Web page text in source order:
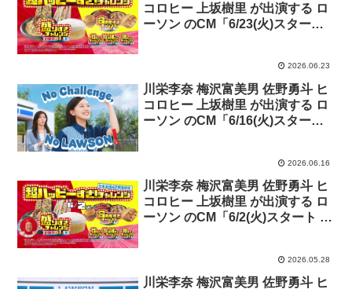
コロヒー 上坂樹里 が出演する ロ
ーソン のCM「6/23(火)スタート
2026.06.23
川栄李奈 梅沢富美男 佐野勇斗 ヒ
コロヒー 上坂樹里 が出演する ロ
ーソン のCM「6/16(火)スタート
2026.06.16
川栄李奈 梅沢富美男 佐野勇斗 ヒ
コロヒー 上坂樹里 が出演する ロ
ーソン のCM「6/2(火)スタート 超
2026.05.28
川栄李奈 梅沢富美男 佐野勇斗 ヒ